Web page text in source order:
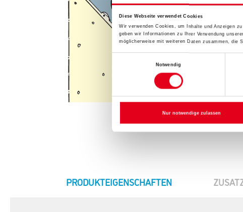
Diese Webseite verwendet Cookies
Wir verwenden Cookies, um Inhalte und Anzeigen
geben wir Informationen zu Ihrer Verwendung
möglicherweise mit weiteren Daten zusammen, die
Notwendig
Nur notwendige zulassen
CURRENT
PRODUKTEIGENSCHAFTEN